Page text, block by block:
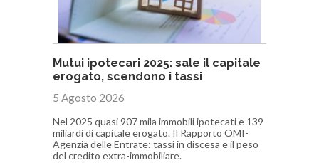
Mutui ipotecari 2025: sale il capitale
erogato, scendono i tassi
5 Agosto 2026
Nel 2025 quasi 907 mila immobili ipotecati e 139
miliardi di capitale erogato. Il Rapporto OMI-
Agenzia delle Entrate: tassi in discesa e il peso
del credito extra-immobiliare.